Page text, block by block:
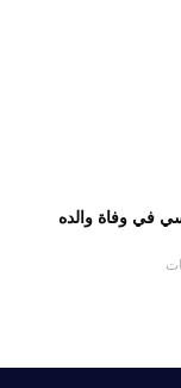
في وفاة والده